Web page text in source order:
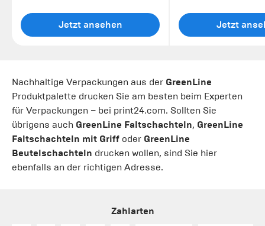
Jetzt ansehen Jetzt
Nachhaltige Verpackungen aus der GreenLine
Produktpalette drucken Sie am besten beim Experten
für Verpackungen – bei print24.com. Sollten Sie
übrigens auch GreenLine Faltschachteln, GreenLine
Faltschachteln mit Griff oder GreenLine
Beutelschachteln drucken wollen, sind Sie hier
ebenfalls an der richtigen Adresse.
Zahlarten